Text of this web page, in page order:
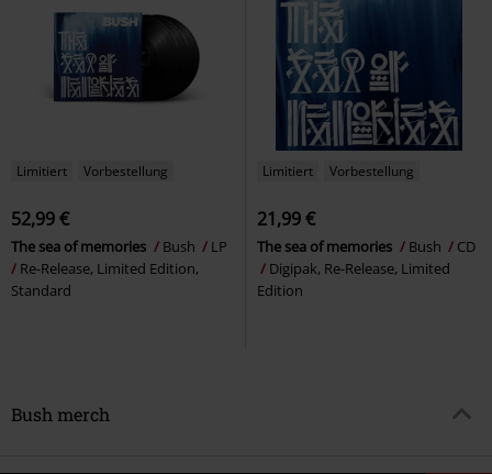
Limitiert Vorbestellung
52,99 €
The sea of memories Bush
LP
Re-Release, Limited Edition,
Standard
Limitiert Vorbestellung
21,99 €
The sea of memories Bush
CD
Digipak, Re-Release, Limited
Edition
Bush merch